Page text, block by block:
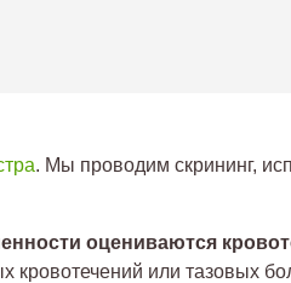
. Мы проводим скрининг,
оцениваются
или тазовых